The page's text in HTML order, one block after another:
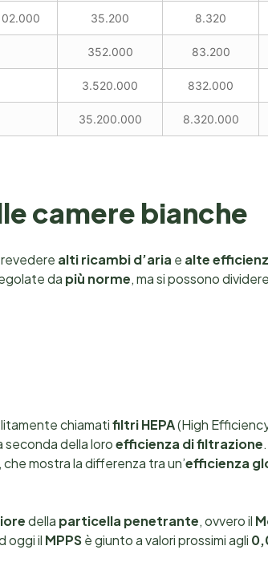
35.200 8.320
352.000 83.200
3.520.000 832.000
35.200.000 8.320.000
camere bianche
alti ricambi d’aria e alte
da più norme, ma si possono
chiamatifiltriHEPA(High
seconda della loroefficienza di filtrazione
, che mostra la differenza tra un’efficienza
della particella penetrante, ovvero il
oggi il MPPSè giunto a valori prossimi agli